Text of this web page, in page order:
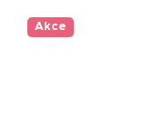
Akce